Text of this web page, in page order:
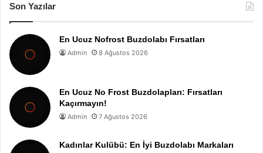
Son Yazılar
En Ucuz Nofrost Buzdolabı Fırsatları
Admin 8 Ağustos 2026
En Ucuz No Frost Buzdolapları: Fırsatları
Kaçırmayın!
Admin 7 Ağustos 2026
Kadınlar Kulübü: En İyi Buzdolabı Markaları